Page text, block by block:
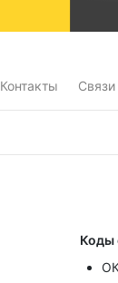
Контакты Связи
Коды